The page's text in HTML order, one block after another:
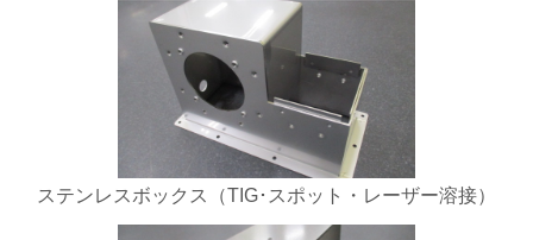
ステンレスボックス（TIG･スポット・レーザー溶接）